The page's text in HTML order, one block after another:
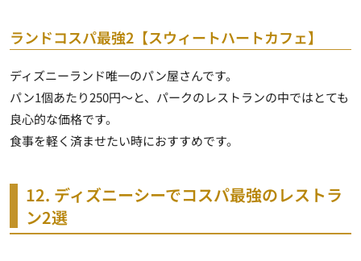
ランドコスパ最強2【スウィートハートカフェ】
ディズニーランド唯一のパン屋さんです。
パン1個あたり250円～と、パークのレストランの中ではとても
良心的な価格です。
食事を軽く済ませたい時におすすめです。
12. ディズニーシーでコスパ最強のレストラ
ン2選